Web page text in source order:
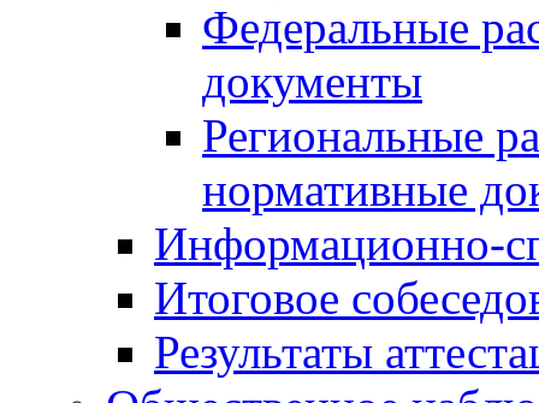
Федеральные
документы
Региональные
нормативные
Информационно-
Итоговое
Результаты